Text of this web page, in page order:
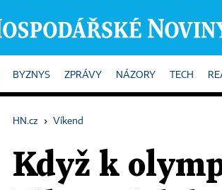
HOME
BYZNYS ZPRÁVY NÁZORY TECH
HN.cz › Víkend
Když k